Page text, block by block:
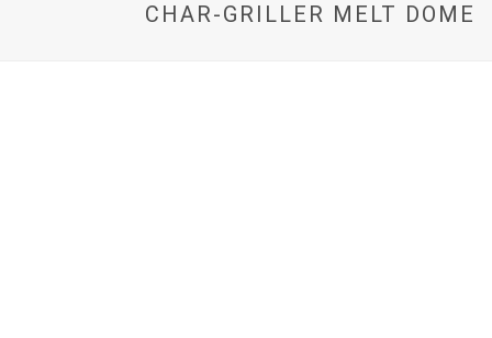
CHAR-GRILLER MELT DOME